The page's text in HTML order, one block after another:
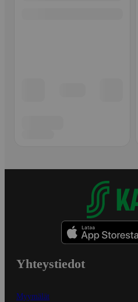
Yhteystiedot
Myymälät